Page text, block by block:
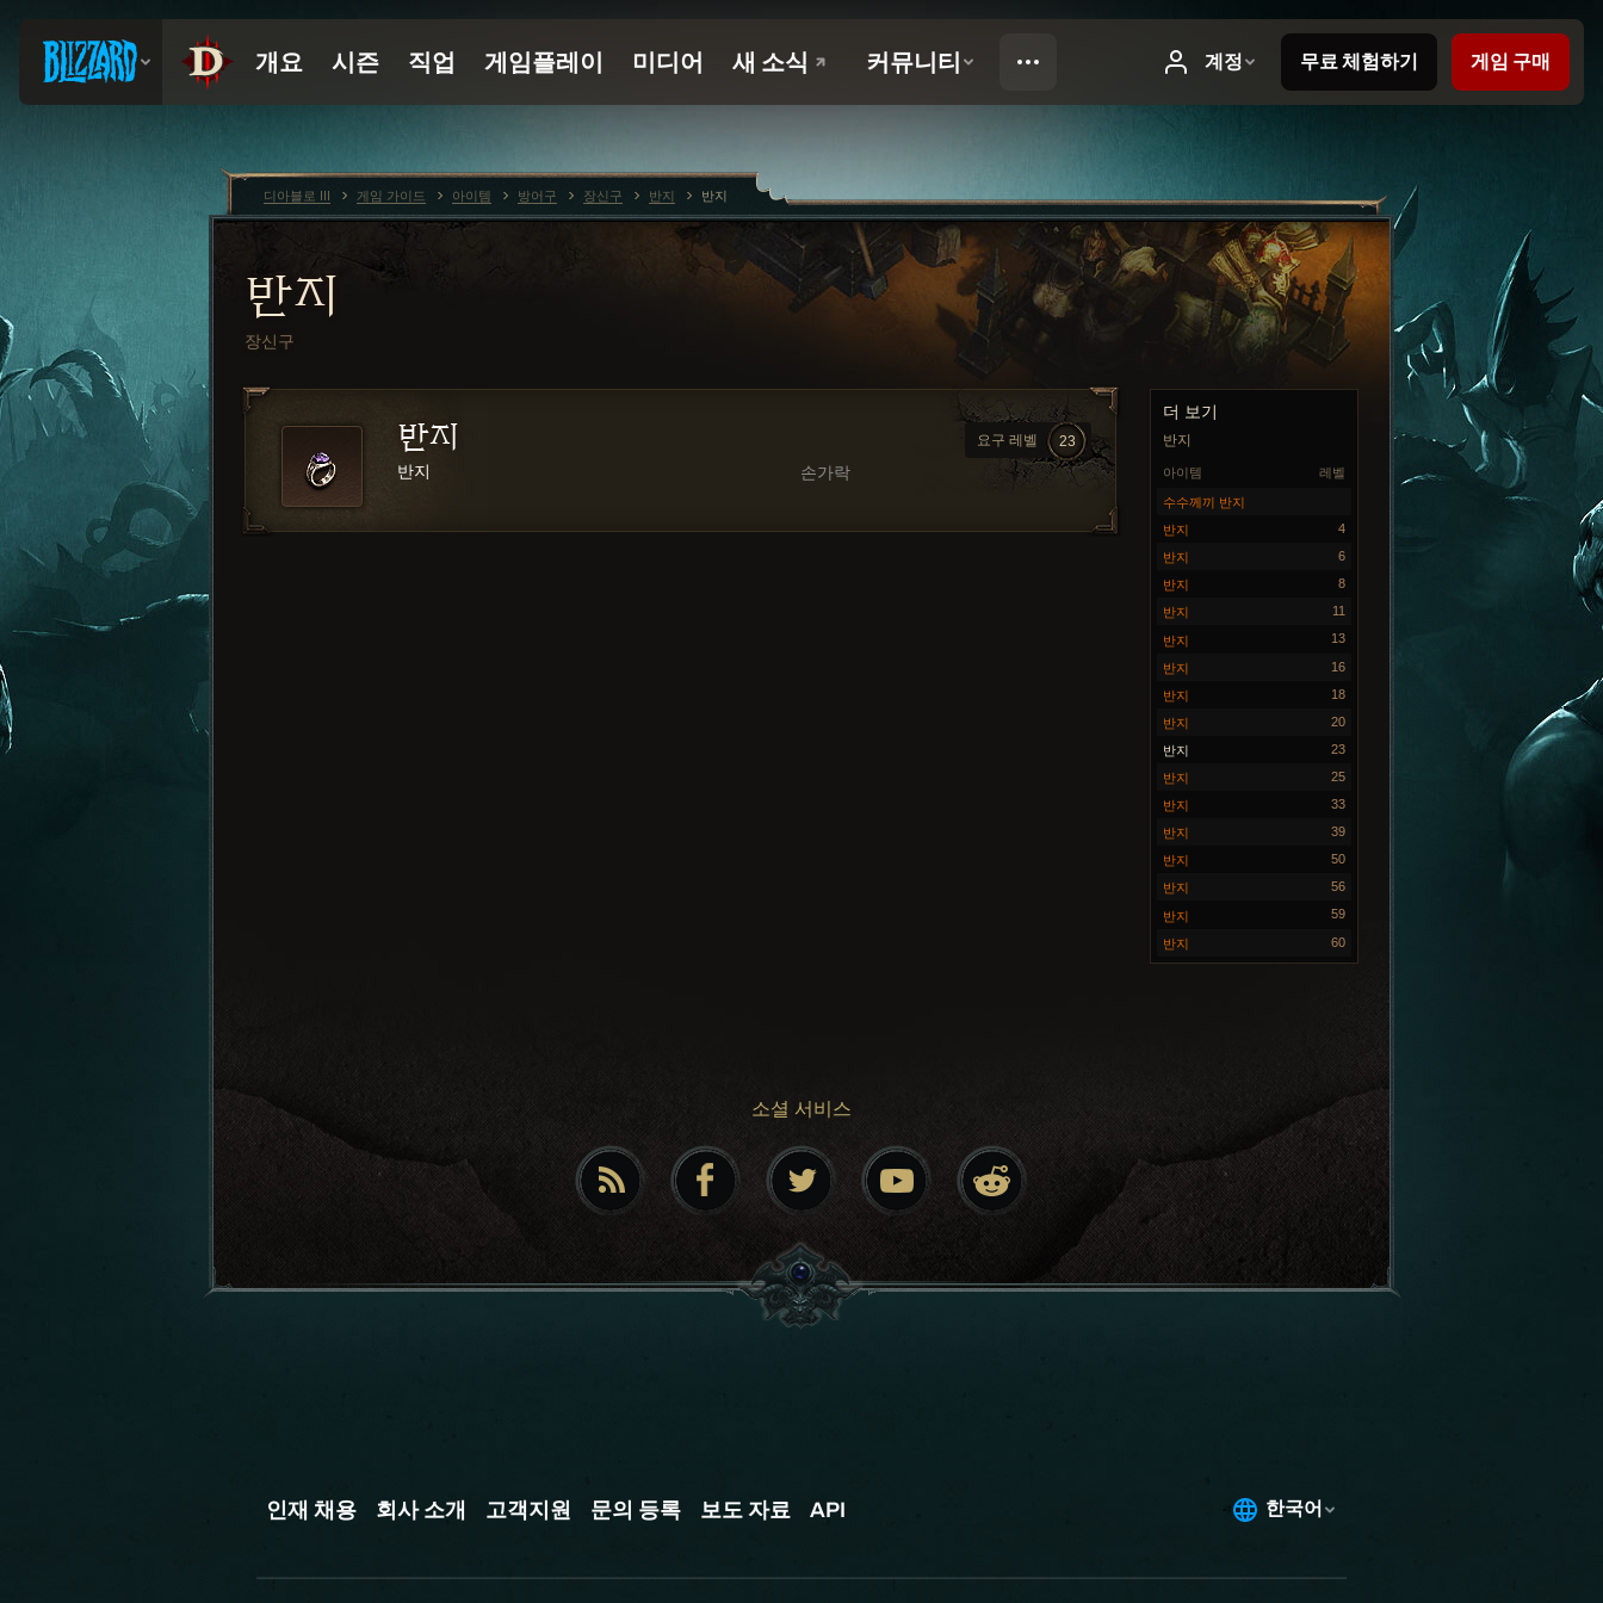
반지
장신구
더 보기
반지
레벨
아이템
수수께끼 반지
반지
4
반지 6
반지 8
반지 11
반지 13
반지 16
반지 18
반지 20
반지 23
반지 25
반지 33
반지 39
반지 50
반지 56
반지 59
반지 60
요구 레벨 23
반지
손가락
반지
소셜 서비스
디아블로 III 게임 가이드 아이템 방어구 장신구 반지 반지